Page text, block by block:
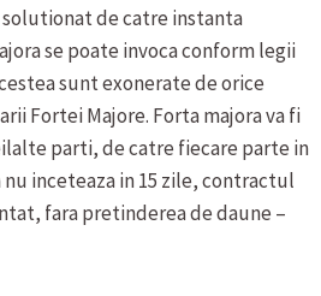
de catre instanta
se poate invoca conform legii
sunt exonerate de orice
Fortei Majore. Forta majora va fi
parti, de catre fiecare parte in
nu inceteaza in 15 zile, contractul
fara pretinderea de daune –